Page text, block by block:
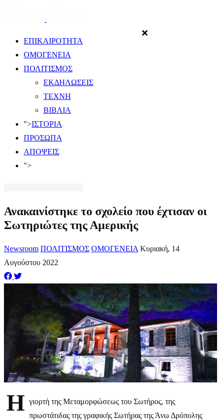
ΕΠΙΚΑΙΡΟΤΗΤΑ
ΟΜΟΓΕΝΕΙΑ
ΠΟΛΙΤΙΣΜΟΣ
ΕΚΔΗΛΩΣΕΙΣ
ΤΕΧΝΗ
ΒΙΒΛΙΑ
">ΙΣΤΟΡΙΑ
ΠΡΟΣΩΠΑ
ΑΠΟΨΕΙΣ
">
Ανακαινίστηκε το σχολείο που έχτισαν οι
Σωτηριώτες της Αμερικής
Newsroom ΠΟΛΙΤΙΣΜΟΣ ΟΜΟΓΕΝΕΙΑ Κυριακή, 14
Αυγούστου 2022
Η γιορτή της Μεταμορφώσεως του Σωτήρος, της
πρωστάτιδας της γραφικής Σωτήρας της Άνω Δρόπολης